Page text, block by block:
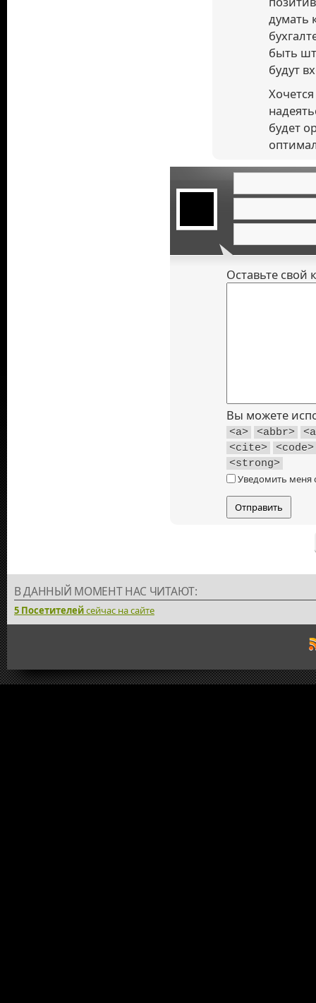
думать
быть
будут
будет
Оставьте свой
Вы можете
<a> <abbr>
<cite>
<code>
<strong>
Уведомить меня
В ДАННЫЙ МОМЕНТ НАС ЧИТАЮТ:
5 Посетителейсейчас на сайте